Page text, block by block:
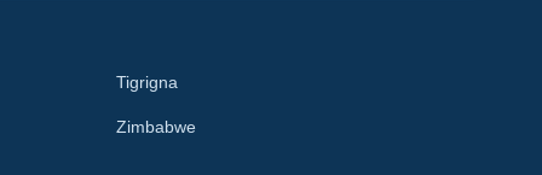
Tigrigna
Zimbabwe